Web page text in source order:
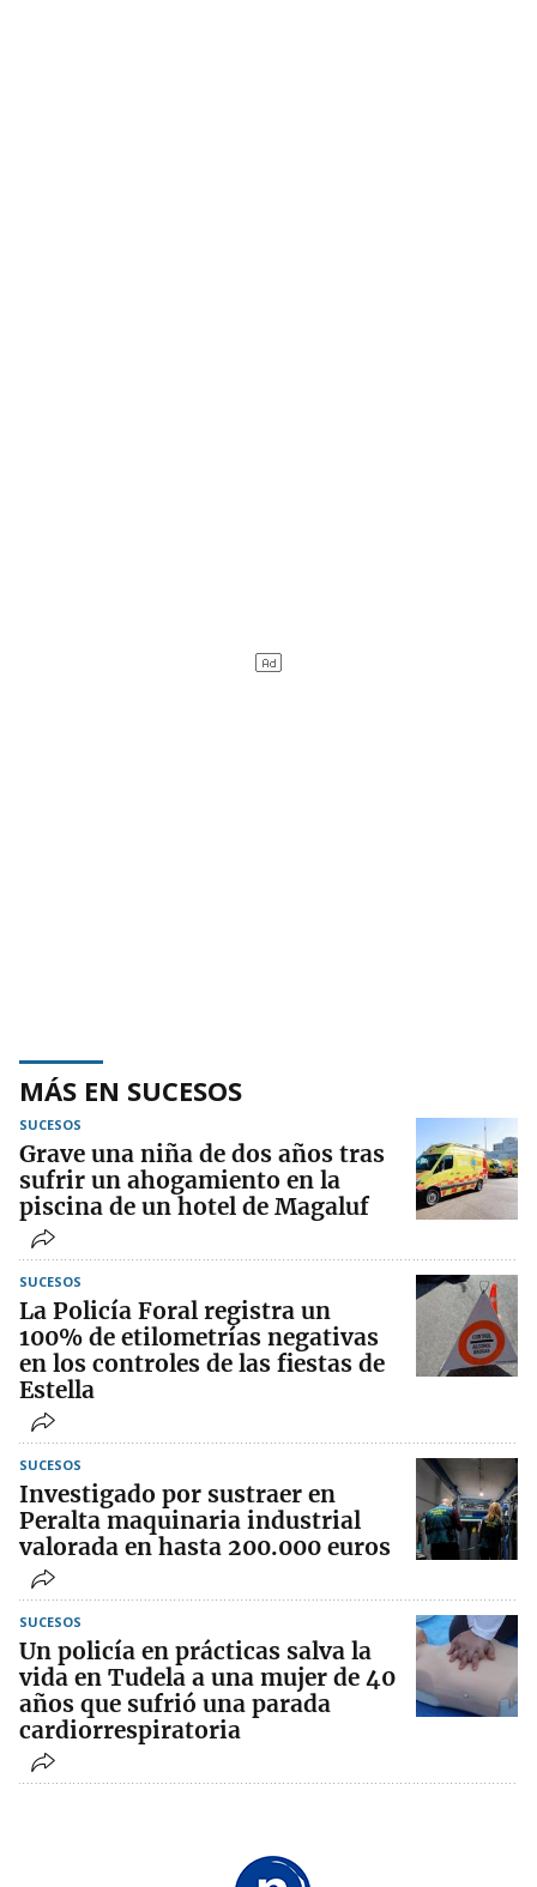
MÁS EN SUCESOS
SUCESOS
Grave una niña de dos años tras
sufrir un ahogamiento en la
piscina de un hotel de Magaluf
SUCESOS
La Policía Foral registra un
100% de etilometrías negativas
en los controles de las fiestas de
Estella
SUCESOS
Investigado por sustraer en
Peralta maquinaria industrial
valorada en hasta 200.000 euros
SUCESOS
Un policía en prácticas salva la
vida en Tudela a una mujer de 40
años que sufrió una parada
cardiorrespiratoria